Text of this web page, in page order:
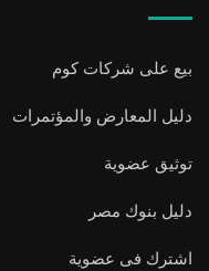
بيع على شركات كوم
دليل المعارض والمؤتمرات
توثيق عضوية
دليل بنوك مصر
اشترك فى عضوية